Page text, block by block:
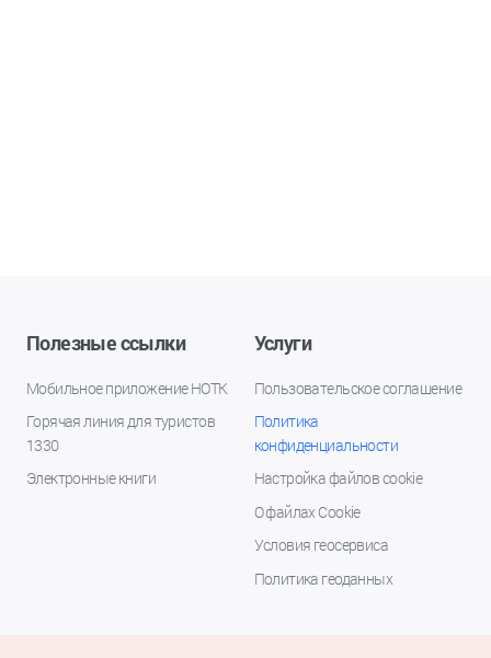
Полезные ссылки
Мобильное приложение НОТК
Горячая линия для туристов
1330
Электронные книги
Услуги
Пользовательское соглашение
Политика
конфиденциальности
Настройка файлов cookie
О файлах Cookie
Условия геосервиса
Политика геоданных